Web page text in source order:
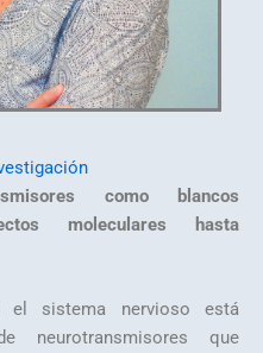
como blancos
moleculares hasta
el sistema nervioso está
neurotransmisores que